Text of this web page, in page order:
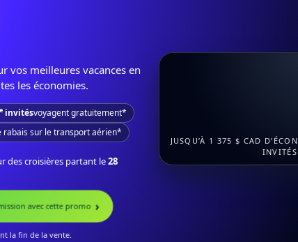
vos meilleures vacances en
les économies.
e invitésvoyagent gratuitement*
rabais sur le transport aérien*
des croisières partant le28
avec cette promo
la fin de la vente.
JUSQU’À 1 375 $ CAD